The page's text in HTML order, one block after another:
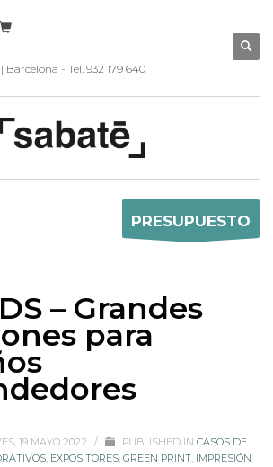
Barcelona - Tel. 932 179 640
PRESUPUESTO
– Grandes
para
19 MAYO 2022 / PUBLISHED IN CASOS DE
, EXPOSITORES, GREEN PRINT, IMPRESIÓN